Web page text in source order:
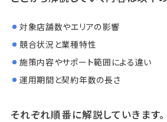
対象店舗数やエリアの影響
競合状況と業種特性
施策内容やサポート範囲による違い
運用期間と契約年数の長さ
それぞれ順番に解説していきます。